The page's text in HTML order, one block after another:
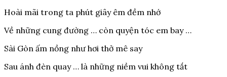
Hoài mãi trong ta phút giây êm đềm nhớ
Về những cung đường … còn quyện tóc em bay …
Sài Gòn ấm nồng như hơi thở mê say
Sau ánh đèn quay … là những niềm vui không tắt